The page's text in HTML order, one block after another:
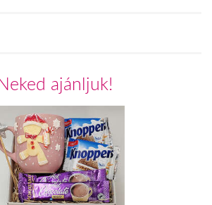
ajánljuk!